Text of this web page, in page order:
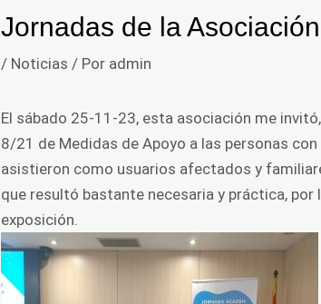
Jornadas de la
/ Noticias / Por admin
El sábado 25-11-23, esta asociación me
8/21 de Medidas de Apoyo a las personas
asistieron como usuarios afectados y
que resultó bastante necesaria y práctica,
exposición.